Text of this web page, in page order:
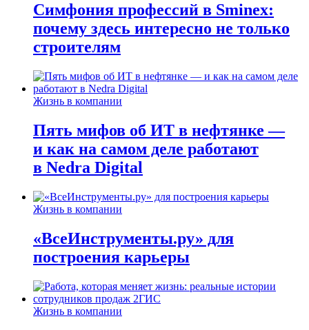
Симфония профессий в Sminex:
почему здесь интересно не только
строителям
Жизнь в компании
Пять мифов об ИТ в нефтянке —
и как на самом деле работают
в Nedra Digital
Жизнь в компании
«ВсеИнструменты.ру» для
построения карьеры
Жизнь в компании